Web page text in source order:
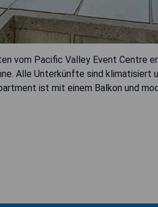
vom Pacific Valley Event Centre
Alle Unterkünfte sind klimatisiert
ist mit einem Balkon und